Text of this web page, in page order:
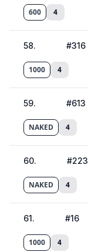
600 4
58. #316
1000 4
59. #613
NAKED 4
60. #223
NAKED 4
61. #16
1000 4